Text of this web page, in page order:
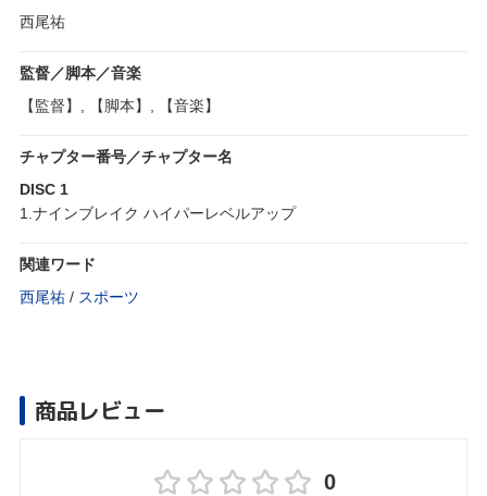
西尾祐
監督／脚本／音楽
【監督】, 【脚本】, 【音楽】
チャプター番号／チャプター名
DISC 1
1.ナインブレイク ハイパーレベルアップ
関連ワード
西尾祐 / スポーツ
商品レビュー
0